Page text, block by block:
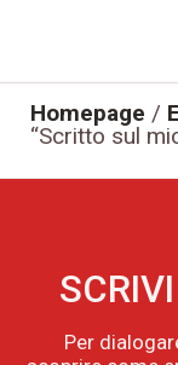
Homepage /
“Scritto sul
Per